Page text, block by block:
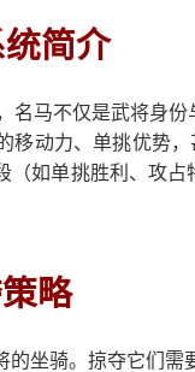
统简介
名马不仅是武将身
移动力、单挑优势
（如单挑胜利、攻
略
坐骑。掠夺它们需